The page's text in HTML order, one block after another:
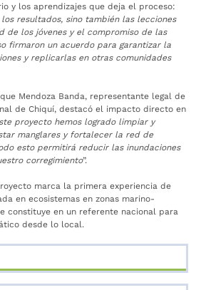
y los aprendizajes que deja el proceso:
resultados, sino también las lecciones
de los jóvenes y el compromiso de las
firmaron un acuerdo para garantizar la
y replicarlas en otras comunidades
Mendoza Banda, representante legal de
de Chiquí, destacó el impacto directo en
proyecto hemos logrado limpiar y
manglares y fortalecer la red de
esto permitirá reducir las inundaciones
corregimiento”.
marca la primera experiencia de
en ecosistemas en zonas marino-
constituye en un referente nacional para
desde lo local.